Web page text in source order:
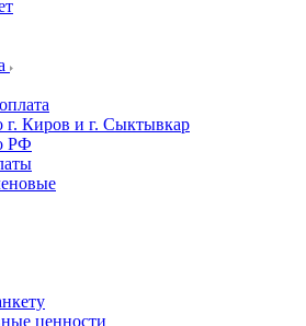
г. Киров и г. Сыктывкар
РФ
ценности